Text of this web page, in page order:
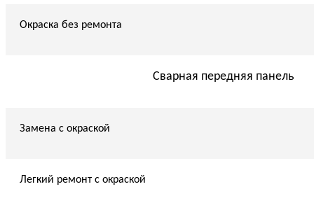
Окраска без ремонта
Сварная передняя панель
Замена с окраской
Легкий ремонт с окраской